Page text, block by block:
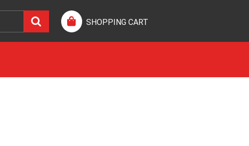
SHOPPING CART